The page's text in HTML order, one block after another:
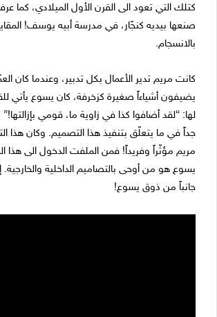
كتلك التي تعود الى القرن الأول الميلادي، كما
صنعها بيديه كنجّار، في مدرسة أبيه يوسف!
بالانسجام.
كانت مريم تدير الأعمال بكل تدبير، وعندما كان
يضيفون أشياءاً صغيرة كزخرفة، كان يسوع يأتي
لها: “لقد أضافوا كذا في زاوية ما، قومي
جداً في ما يتعلّق بتنفيذ هذا التصميم. وكان هذا
مريم مؤثّراً وفريداً! فمن الملفت الدخول الى هذا
يسوع هو من أوحى بالتصاميم الداخلية
جانباً من ذوق يسوع!